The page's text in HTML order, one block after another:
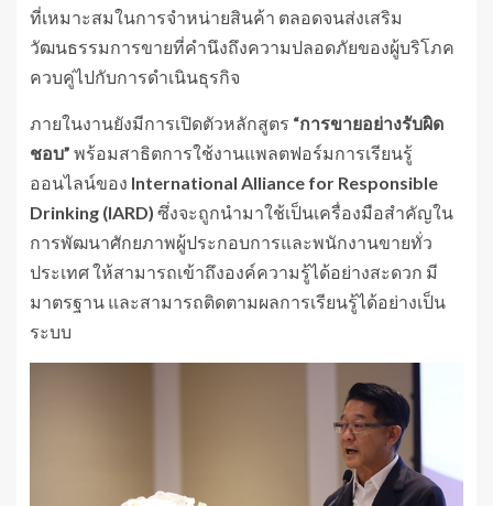
ที่เหมาะสมในการจำหน่ายสินค้า ตลอดจนส่งเสริม
วัฒนธรรมการขายที่คำนึงถึงความปลอดภัยของผู้บริโภค
ควบคู่ไปกับการดำเนินธุรกิจ
ภายในงานยังมีการเปิดตัวหลักสูตร “การขายอย่างรับผิด
ชอบ” พร้อมสาธิตการใช้งานแพลตฟอร์มการเรียนรู้
ออนไลน์ของ International Alliance for Responsible
Drinking (IARD) ซึ่งจะถูกนำมาใช้เป็นเครื่องมือสำคัญใน
การพัฒนาศักยภาพผู้ประกอบการและพนักงานขายทั่ว
ประเทศ ให้สามารถเข้าถึงองค์ความรู้ได้อย่างสะดวก มี
มาตรฐาน และสามารถติดตามผลการเรียนรู้ได้อย่างเป็น
ระบบ